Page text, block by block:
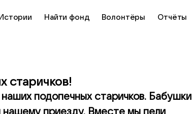
Истории Найти фонд Волонтёры Отчёты
старичков!
подопечных старичков. Бабушки